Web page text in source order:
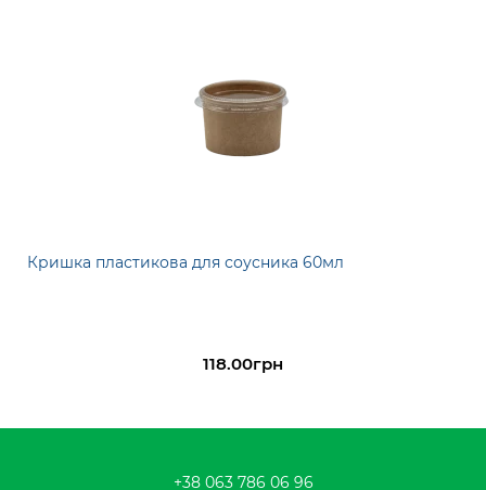
Кришка пластикова для соусника 60мл
118.00грн
+38 063 786 06 96